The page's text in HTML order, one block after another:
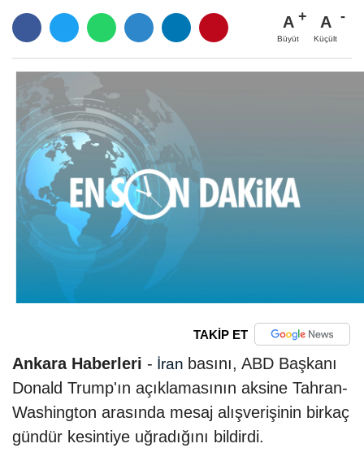
A
Büyüt
A
Küçült
TAKİP ET
Ankara Haberleri - İran basını, ABD Başkanı
Donald Trump'ın açıklamasının aksine Tahran-
Washington arasında mesaj alışverişinin birkaç
gündür kesintiye uğradığını bildirdi.